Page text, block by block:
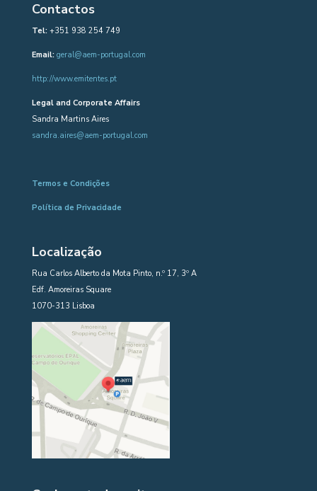
Contactos
Tel:+351 938 254 749
Email: geral@aem-portugal.com
http://www.emitentes.pt
Legal and Corporate Affairs
Sandra Martins Aires
sandra.aires@aem-portugal.com
Termos e Condições
Política de Privacidade
Localização
Rua Carlos Alberto da Mota Pinto, n.º 17, 3º A
Edf. Amoreiras Square
1070-313 Lisboa